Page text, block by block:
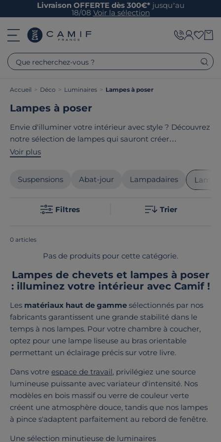
Livraison OFFERTE dès 300€* jusqu’au
18/08 Voir la sélection
Que recherchez-vous ?
Accueil > Déco > Luminaires > Lampes à poser
Lampes à poser
Envie d'illuminer votre intérieur avec style ? Découvrez
notre sélection de lampes qui sauront créer
l'ambiance parfaite dans chacune de vos pièces ! Des
lampes de chevet cosy pour votre chambre, en
passant par les lampes à poser design pour votre
de nos produits ? Ils sont tous
fabriqués en France ou
Voir plus
Suspensions Abat-jour Lampadaires
Filtres Trier
0 articles
Pas de produits pour cette catégorie.
Lampes de chevets et lampes à poser
: illuminez votre intérieur avec Camif !
Les matériaux haut de gamme sélectionnés par nos
fabricants garantissent une grande stabilité dans le
temps à nos lampes. Pour votre chambre à coucher,
optez pour une lampe liseuse au bras orientable
permettant un éclairage précis sur votre livre.
Dans votre espace de travail, privilégiez une source
lumineuse puissante avec variateur d'intensité. Nos
modèles en bois massif ou verre de couleur verte
créent une atmosphère douce, tandis que nos lampes
à pince s'adaptent parfaitement au rebord de fenêtre.
Une sélection minutieuse de luminaires